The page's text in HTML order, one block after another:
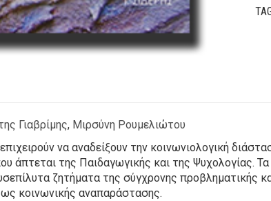
Γιαβρίμης, Μιρσύνη Ρουμελιώτου
να αναδείξουν την κοινωνιολογική
άπτεται της Παιδαγωγικής και της Ψυχολογίας.
ζητήματα της σύγχρονης προβληματικής
κοινωνικής αναπαράστασης.